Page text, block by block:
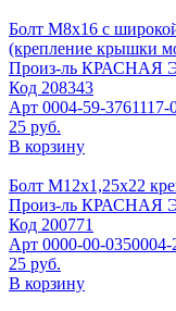
Болт М8х16 с
(крепление крышки
Произ-ль КРАСНАЯ
Код 208343
Арт 0004-59-3761117-
25 руб.
В корзину
Болт М12х1,25х22
Произ-ль КРАСНАЯ
Код 200771
Арт 0000-00-0350004-
25 руб.
В корзину